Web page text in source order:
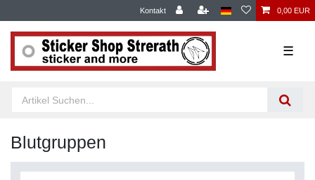
Kontakt 0,00 EUR
☰
Blutgruppen